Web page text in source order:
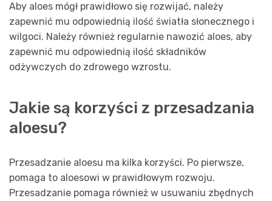
Aby aloes mógł prawidłowo się rozwijać, należy
zapewnić mu odpowiednią ilość światła słonecznego i
wilgoci. Należy również regularnie nawozić aloes, aby
zapewnić mu odpowiednią ilość składników
odżywczych do zdrowego wzrostu.
Jakie są korzyści z przesadzania
aloesu?
Przesadzanie aloesu ma kilka korzyści. Po pierwsze,
pomaga to aloesowi w prawidłowym rozwoju.
Przesadzanie pomaga również w usuwaniu zbędnych